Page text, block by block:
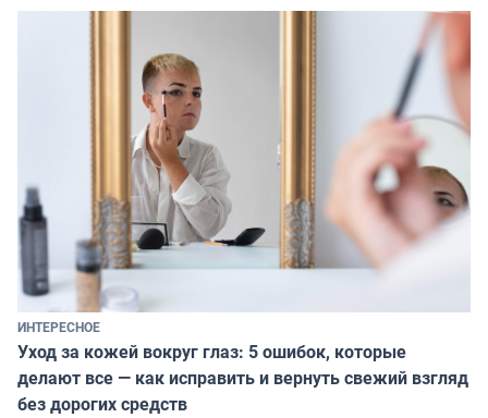
ИНТЕРЕСНОЕ
Уход за кожей вокруг глаз: 5 ошибок, которые
делают все — как исправить и вернуть свежий взгляд
без дорогих средств